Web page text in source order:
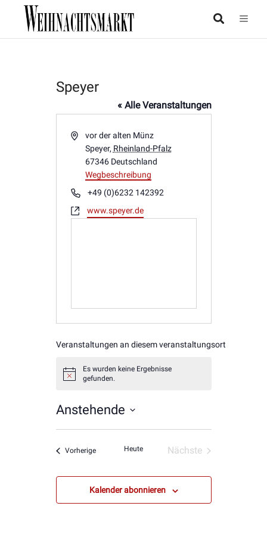
Speyer
« Alle Veranstaltungen
Adressevor der alten Münz
Speyer, Rheinland-Pfalz
67346 Deutschland
Wegbeschreibung
Telefon+49 (0)6232 142392
Webseitewww.speyer.de
Veranstaltungen an diesem veranstaltungsort
Hinweis
Es wurden keine Ergebnisse
gefunden.
Anstehende
Datum
VorherigeVeranstaltungen
Heute
Nächste
Kalender abonnieren